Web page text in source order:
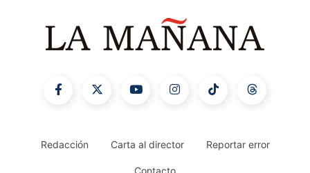
Redacción Carta al director Reportar error
Contacto